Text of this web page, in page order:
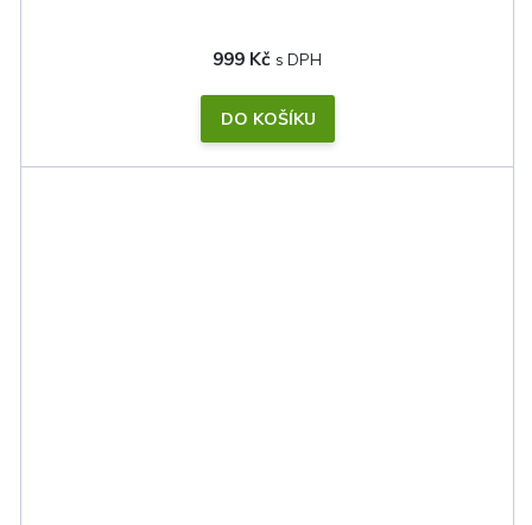
999 Kč
DO KOŠÍKU